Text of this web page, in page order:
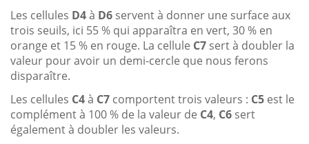
Les cellules D4à D6 servent à donner une surface aux
trois seuils, ici 55 % qui apparaîtra en vert, 30 % en
orange et 15 % en rouge. La cellule C7 sert à doubler la
valeur pour avoir un demi-cercle que nous ferons
disparaître.
Les cellules C4à C7 comportent trois valeurs : C5 est le
complément à 100 % de la valeur de C4, C6 sert
également à doubler les valeurs.